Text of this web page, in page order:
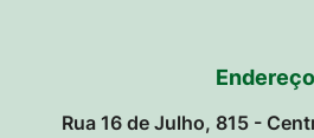
Endereço
Rua 16 de Julho, 815 -